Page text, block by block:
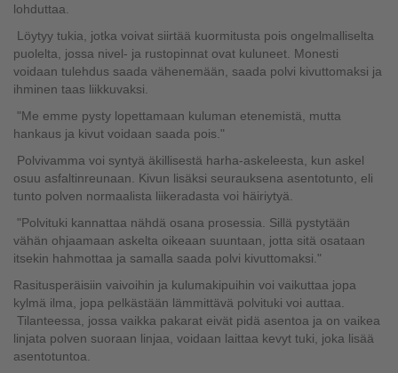
lohduttaa.
Löytyy tukia, jotka voivat siirtää kuormitusta pois ongelmalliselta
puolelta, jossa nivel- ja rustopinnat ovat kuluneet. Monesti
voidaan tulehdus saada vähenemään, saada polvi kivuttomaksi ja
ihminen taas liikkuvaksi.
"Me emme pysty lopettamaan kuluman etenemistä, mutta
hankaus ja kivut voidaan saada pois."
Polvivamma voi syntyä äkillisestä harha-askeleesta, kun askel
osuu asfaltinreunaan. Kivun lisäksi seurauksena asentotunto, eli
tunto polven normaalista liikeradasta voi häiriytyä.
"Polvituki kannattaa nähdä osana prosessia. Sillä pystytään
vähän ohjaamaan askelta oikeaan suuntaan, jotta sitä osataan
itsekin hahmottaa ja samalla saada polvi kivuttomaksi."
Rasitusperäisiin vaivoihin ja kulumakipuihin voi vaikuttaa jopa
kylmä ilma, jopa pelkästään lämmittävä polvituki voi auttaa.
Tilanteessa, jossa vaikka pakarat eivät pidä asentoa ja on vaikea
linjata polven suoraan linjaa, voidaan laittaa kevyt tuki, joka lisää
asentotuntoa.